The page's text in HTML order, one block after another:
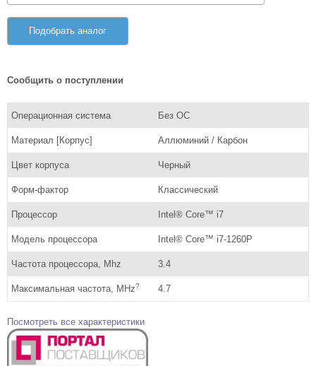
Подобрать аналог
Сообщить о поступлении
Операционная система Без ОС
Материал [Корпус] Аллюминий / Карбон
Цвет корпуса Черный
Форм-фактор Классический
Процессор Intel® Core™ i7
Модель процессора Intel® Core™ i7-1260P
Частота процессора, Mhz 3.4
Максимальная частота, MHz? 4.7
Посмотреть все характеристики